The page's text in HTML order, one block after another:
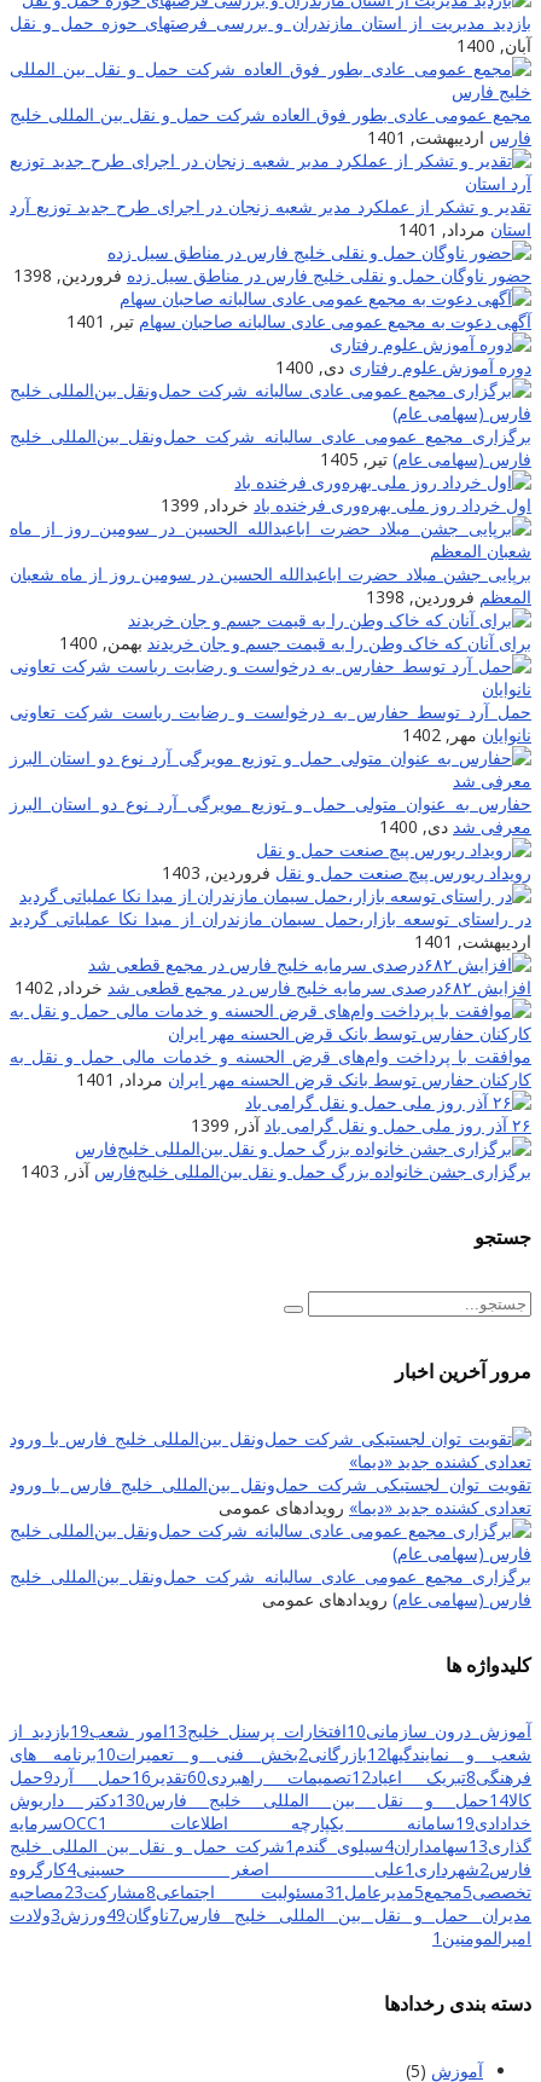
بازدید مدیریت از استان مازندران و بررسی فرصتهای حوزه حمل و نقل
آبان, 1400
مجمع عمومی عادی بطور فوق العاده شرکت حمل و نقل بین المللی خلیج
فارس اردیبهشت, 1401
تقدیر و تشکر از عملکرد مدیر شعبه زنجان در اجرای طرح جدید توزیع آرد
استان مرداد, 1401
حضور ناوگان حمل و نقلی خلیج فارس در مناطق سیل زده فروردین, 1398
آگهی دعوت به مجمع عمومی عادی سالیانه صاحبان سهام تیر, 1401
دوره آموزش علوم رفتاری دی, 1400
برگزاری مجمع عمومی عادی سالیانه شرکت حمل‌ونقل بین‌المللی خلیج
فارس (سهامی عام) تیر, 1405
اول خرداد روز ملی بهره‌وری فرخنده باد خرداد, 1399
برپایى جشن میلاد حضرت اباعبدالله الحسین در سومین روز از ماه شعبان
المعظم فروردین, 1398
برای آنان که خاک وطن را به قیمت جسم و جان خریدند بهمن, 1400
حمل آرد توسط حفارس به درخواست و رضایت ریاست شرکت تعاونی
نانوایان مهر, 1402
حفارس به عنوان متولی حمل و توزیع مویرگی آرد نوع دو استان البرز
معرفی شد دی, 1400
رویداد ریورس پیچ صنعت حمل و نقل فروردین, 1403
در راستای توسعه بازار،حمل سیمان مازندران از مبدا نکا عملیاتی گردید
اردیبهشت, 1401
افزایش ۶۸۲درصدی سرمایه خلیج فارس در مجمع قطعی شد
خرداد, 1402
موافقت با پرداخت وام‌های قرض الحسنه و خدمات مالی حمل و نقل به
کارکنان حفارس توسط بانک قرض الحسنه مهر ایران مرداد, 1401
۲۶ آذر روز ملی حمل و نقل گرامی باد
آذر, 1399
برگزاری جشن خانواده بزرگ حمل و نقل بین‌المللی خلیج‌فارس آذر, 1403
جستجو
مرور آخرین اخبار
تقویت توان لجستیکی شرکت حمل‌ونقل بین‌المللی خلیج فارس با ورود
تعدادی کشنده جدید «دیما» رویدادهای عمومی
برگزاری مجمع عمومی عادی سالیانه شرکت حمل‌ونقل بین‌المللی خلیج
فارس (سهامی عام) رویدادهای عمومی
کلیدواژه ها
آموزش درون سازمانی10افتخارات پرسنل خلیج13امور شعب19بازدید از
شعب و نمایندگیها12بازرگانی2بخش فنی و تعمیرات10برنامه های
فرهنگی8تبریک اعیاد12تصمیمات راهبردی60تقدیر 16حمل آرد9حمل
کالا14حمل و نقل بین المللی خلیج فارس130دکتر داریوش
خدادادی19سامانه یکپارچه اطلاعات OCC 1
سرمایه
گذاری13سهامداران4سیلوی گندم 1شرکت حمل و نقل بین المللی خلیج
فارس2شهرداری 1علی اصغر حسینی4کارگروه
تخصصی5مجمع5مدیرعامل 31مسئولیت اجتماعی8مشارکت23مصاحبه
مدیران حمل و نقل بین المللی خلیج فارس7ناوگان49ورزش3ولادت
امیرالمومنین 1
دسته بندی رخدادها
آموزش (5)